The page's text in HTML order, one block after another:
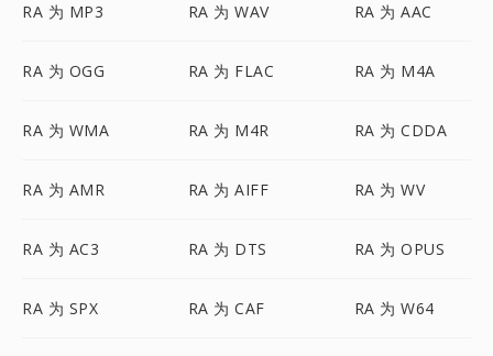
RA 为 MP3 RA 为 WAV RA 为 AAC
RA 为 OGG RA 为 FLAC RA 为 M4A
RA 为 WMA RA 为 M4R RA 为 CDDA
RA 为 AMR RA 为 AIFF RA 为 WV
RA 为 AC3 RA 为 DTS RA 为 OPUS
RA 为 SPX RA 为 CAF RA 为 W64